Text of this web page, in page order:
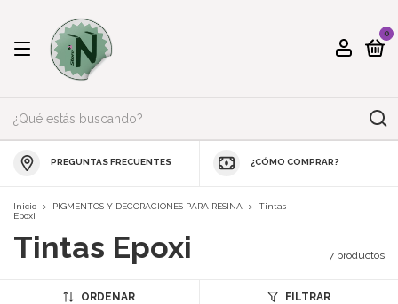
0
PREGUNTAS FRECUENTES ¿CÓMO COMPRAR?
Inicio > PIGMENTOS Y DECORACIONES PARA RESINA >
Tintas
Epoxi
Tintas Epoxi 7 productos
ORDENAR FILTRAR